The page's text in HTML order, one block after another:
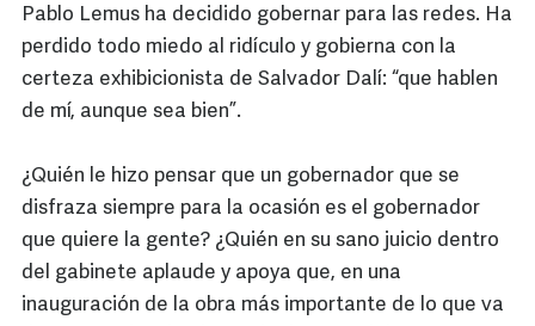
Pablo Lemus ha decidido gobernar para las redes. Ha
perdido todo miedo al ridículo y gobierna con la
certeza exhibicionista de Salvador Dalí: “que hablen
de mí, aunque sea bien”.
¿Quién le hizo pensar que un gobernador que se
disfraza siempre para la ocasión es el gobernador
que quiere la gente? ¿Quién en su sano juicio dentro
del gabinete aplaude y apoya que, en una
inauguración de la obra más importante de lo que va